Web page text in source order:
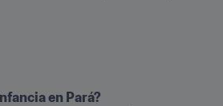
en Pará?